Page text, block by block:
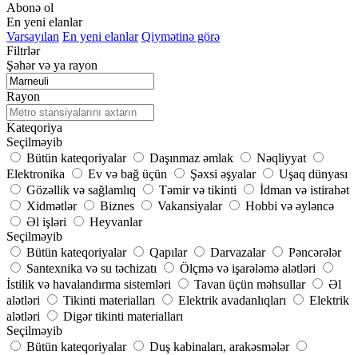
Abonə ol
En yeni elanlar
Varsayılan En yeni elanlar Qiymətinə görə
Filtrlər
Şəhər və ya rayon
Rayon
Kateqoriya
Seçilməyib
Bütün kateqoriyalar
Daşınmaz əmlak
Nəqliyyat
Elektronika
Ev və bağ üçün Şəxsi əşyalar
Uşaq dünyası
Gözəllik və sağlamlıq
Təmir və tikinti
İdman və istirahət
Xidmətlər
Biznes Vakansiyalar
Hobbi və əyləncə
Əl işləri
Heyvanlar
Seçilməyib
Bütün kateqoriyalar
Qapılar Darvazalar
Pəncərələr
Santexnika və su təchizatı
Ölçmə və işarələmə alətləri
İstilik və havalandırma sistemləri
Tavan üçün məhsullar
Əl
alətləri
Tikinti materialları Elektrik avadanlıqları
Elektrik
alətləri
Digər tikinti materialları
Seçilməyib
Bütün kateqoriyalar
Duş kabinaları, arakəsmələr